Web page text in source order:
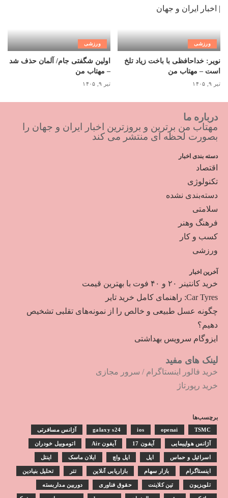
ورزشی
نویر: خداحافظی با باخت زیاد تلخ
است – مهتاب من
تیر ۹, ۱۴۰۵
ورزشی
اولین شگفتی جام/ آلمان حذف شد
– مهتاب من
تیر ۹, ۱۴۰۵
درباره ما
مهتاب من برترین و بروزترین اخبار ایران و جهان را
بصورت لحظه ای منتشر می کند
دسته بندی اخبار
اقتصاد
تکنولوژی
دسته‌بندی نشده
سلامتی
فرهنگ وهنر
کسب و کار
ورزشی
آخرین اخبار
خرید کانتینر ۲۰ و ۴۰ فوت با بهترین قیمت
Car Tyres: راهنمای کامل خرید تایر
چگونه عسل طبیعی و خالص را از نمونه‌های تقلبی تشخیص
دهیم؟
ایزوگام سرویس بهداشتی
لینک های مفید
خرید فالور اینستاگرام / سرور مجازی
خرید رپورتاژ
برچسب‌ها
galaxy s24 ios openai TSMC آژانس مسافرتی
آژانس هواپیمایی آیفون 17 آیفون Air اتوموبیل خودران
اسرائیل و حماس اپل اپل واچ ایلان ماسک اینتل
اینستاگرام بازار سهام بازاریابی آنلاین تتر تحلیل بنیادین
تلویزیون تین کلاینت حقوق فناوری دوربین مداربسته